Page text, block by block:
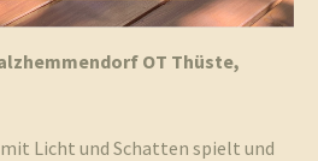
OT Thüste,
Licht und Schatten spielt und